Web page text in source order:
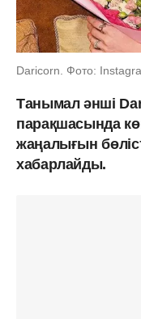
Daricorn. Фото:
Танымал әнші
парақшасында
жаңалығын
хабарлайды.